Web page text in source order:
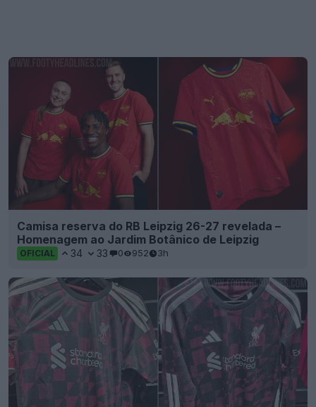
Camisa reserva do RB Leipzig 26-27 revelada –
Homenagem ao Jardim Botânico de Leipzig
OFICIAL 34 33 0 952 3h